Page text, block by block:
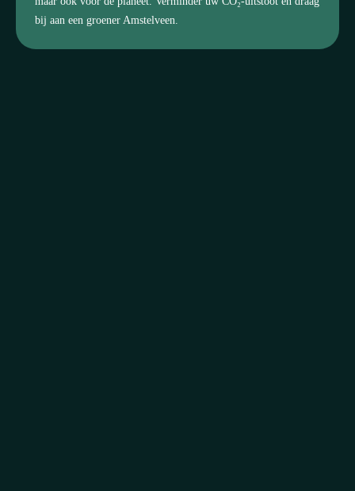
bij aan een groener Amstelveen.